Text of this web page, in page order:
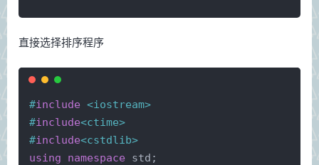
直接选择排序程序
#include <iostream>
#include<ctime>
#include<cstdlib>
using
namespace std;